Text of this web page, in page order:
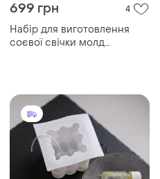
699 грн 4
Набір для виготовлення
соєвої свічки молд